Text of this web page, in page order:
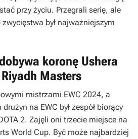
przy życiu. Przegrali serię, ale
był najważniejszym
koronę Ushera
Masters
mistrzami EWC 2024, a
na EWC był zespół biorący
2. Zajęli oni trzecie miejsce na
World Cup. Być może najbardziej